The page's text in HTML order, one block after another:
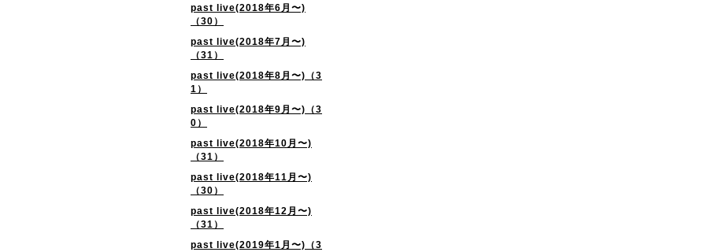
past live(2018年6月〜)
（30）
past live(2018年7月〜)
（31）
past live(2018年8月〜)（3
1）
past live(2018年9月〜)（3
0）
past live(2018年10月〜)
（31）
past live(2018年11月〜)
（30）
past live(2018年12月〜)
（31）
past live(2019年1月〜)（3